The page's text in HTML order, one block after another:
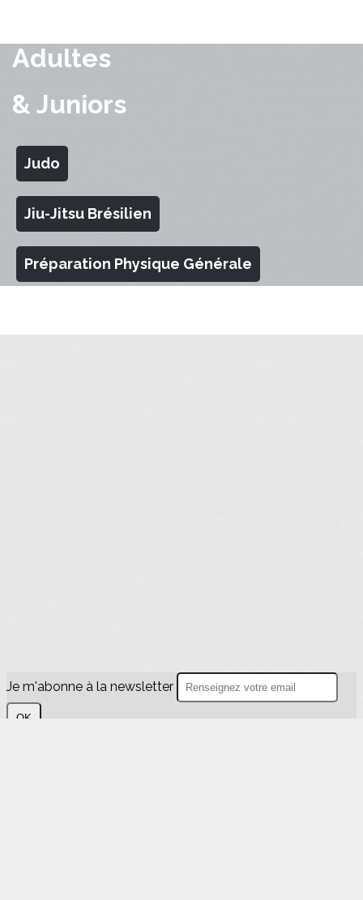
Adultes
& Juniors
Judo
Jiu-Jitsu Brésilien
Préparation Physique Générale
Je m'abonne à la newsletter
OK